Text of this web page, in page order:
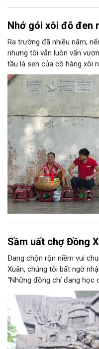
Nhớ gói xôi đỗ đen
Ra trường đã nhiều năm,
nhưng tôi vẫn luôn vấn
tầu lá sen của cô hàng xôi
Sầm uất chợ Đồng
Đang chộn rộn niềm vui
Xuân, chúng tôi bất ngờ
“Những đồng chí đang học
giấy gọi nhập học đại học